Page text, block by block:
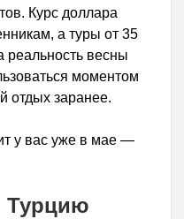
Курс доллара
а туры от 35
реальность весны
моментом
отдых заранее.
у вас уже в мае —
Турцию